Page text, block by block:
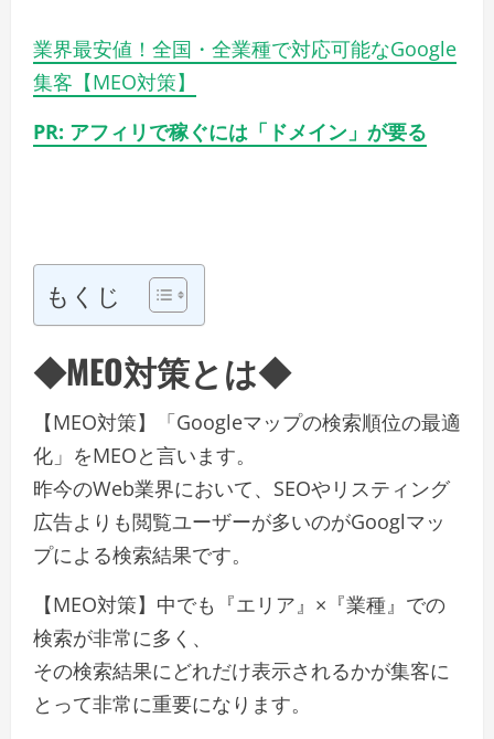
業界最安値！全国・全業種で対応可能なGoogle
集客【MEO対策】
PR: アフィリで稼ぐには「ドメイン」が要る
もくじ
◆MEO対策とは◆
【MEO対策】「Googleマップの検索順位の最適
化」をMEOと言います。
昨今のWeb業界において、SEOやリスティング
広告よりも閲覧ユーザーが多いのがGooglマッ
プによる検索結果です。
【MEO対策】中でも『エリア』×『業種』での
検索が非常に多く、
その検索結果にどれだけ表示されるかが集客に
とって非常に重要になります。